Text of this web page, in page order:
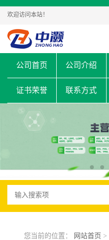
欢迎访问本站！
公司首页 公司介绍
证书荣誉 联系方式
您当前的位置： 网站首页 >